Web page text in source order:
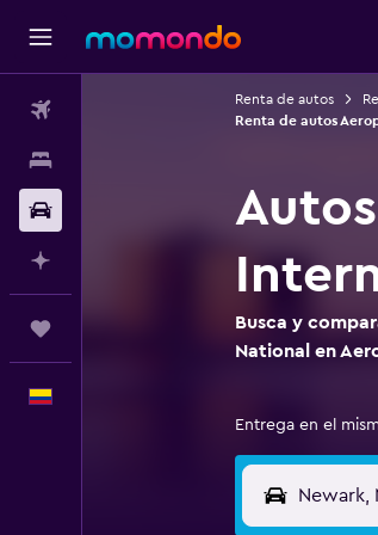
Renta de autos
Renta de autos
Busca y
National en
Entrega en el